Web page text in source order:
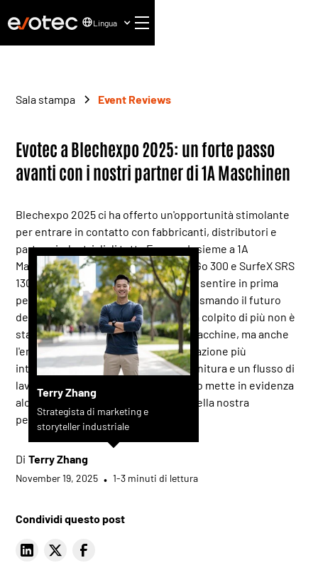
Lingua
Sala stampa Event Reviews
Evotec a Blechexpo 2025: un forte passo
avanti con i nostri partner di 1A Maschinen
Blechexpo 2025 ci ha offerto un'opportunità stimolante
per entrare in contatto con fabbricanti, distributori e
partner industriali di tutta Europa. Insieme a 1A
Maschinen, abbiamo presentato FabGo 300 e SurfeX SRS
1300 e abbiamo avuto la possibilità di sentire in prima
persona come i produttori stanno plasmando il futuro
della finitura dei metalli. Ciò che ci ha colpito di più non è
stato solo l'interesse per le nostre macchine, ma anche
l'entusiasmo condiviso per un'automazione più
intelligente, una migliore qualità di finitura e un flusso di
lavoro più efficiente. Questo riepilogo mette in evidenza
alcuni dei momenti più significativi della nostra
permanenza a Stoccarda.
Di
Terry Zhang
Strategista di marketing e
storyteller industriale
Terry Zhang
November 19, 2025 • 1-3 minuti di lettura
Condividi questo post